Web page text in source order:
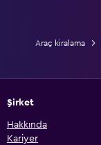
Araç kiralama
Şirket
Hakkında
Kariyer